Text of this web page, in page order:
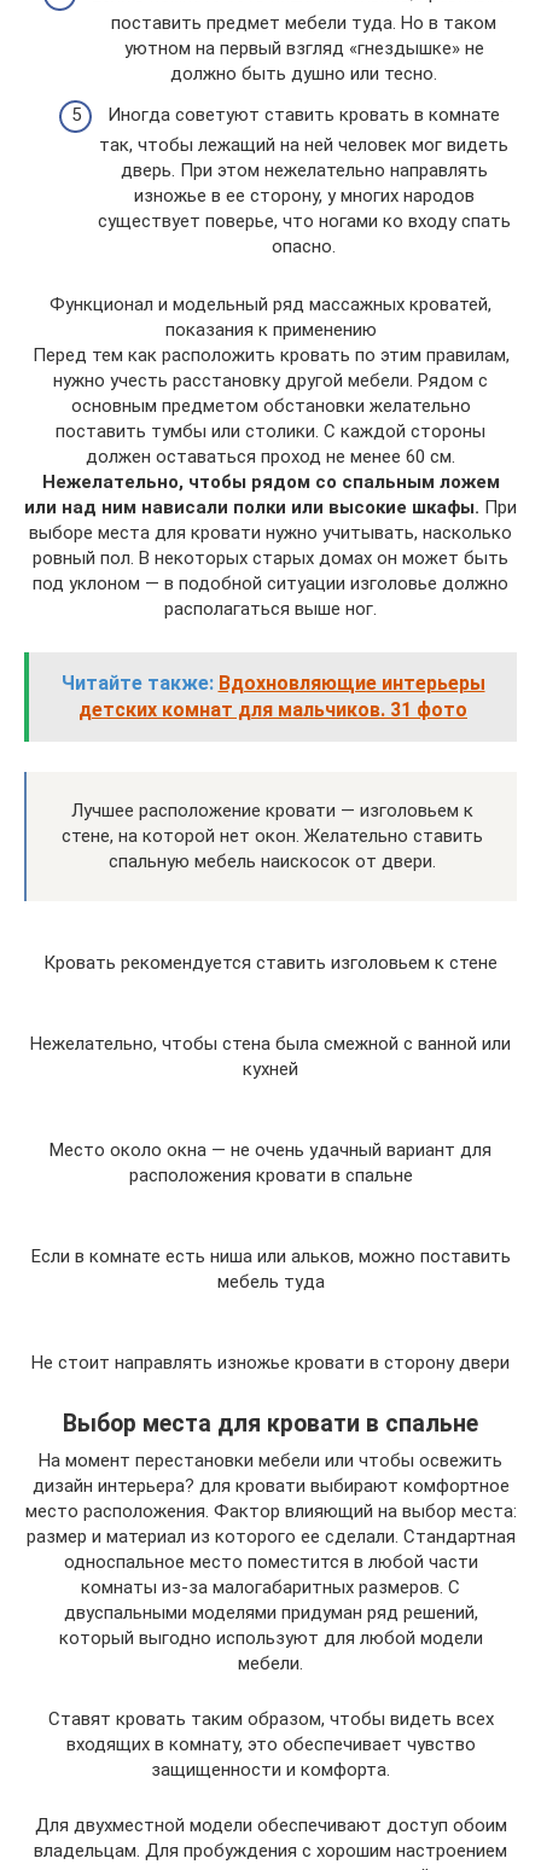
поставить предмет мебели туда. Но в таком
уютном на первый взгляд «гнездышке» не
должно быть душно или тесно.
Иногда советуют ставить кровать в комнате
так, чтобы лежащий на ней человек мог видеть
дверь. При этом нежелательно направлять
изножье в ее сторону, у многих народов
существует поверье, что ногами ко входу спать
опасно.
Функционал и модельный ряд массажных кроватей,
показания к применению
Перед тем как расположить кровать по этим правилам,
нужно учесть расстановку другой мебели. Рядом с
основным предметом обстановки желательно
поставить тумбы или столики. С каждой стороны
должен оставаться проход не менее 60 см.
Нежелательно, чтобы рядом со спальным ложем
или над ним нависали полки или высокие шкафы. При
выборе места для кровати нужно учитывать, насколько
ровный пол. В некоторых старых домах он может быть
под уклоном — в подобной ситуации изголовье должно
располагаться выше ног.
Читайте также: Вдохновляющие интерьеры
детских комнат для мальчиков. 31 фото
Лучшее расположение кровати — изголовьем к
стене, на которой нет окон. Желательно ставить
спальную мебель наискосок от двери.
Кровать рекомендуется ставить изголовьем к стене
Нежелательно, чтобы стена была смежной с ванной или
кухней
Место около окна — не очень удачный вариант для
расположения кровати в спальне
Если в комнате есть ниша или альков, можно поставить
мебель туда
Не стоит направлять изножье кровати в сторону двери
Выбор места для кровати в спальне
На момент перестановки мебели или чтобы освежить
дизайн интерьера? для кровати выбирают комфортное
место расположения. Фактор влияющий на выбор места:
размер и материал из которого ее сделали. Стандартная
односпальное место поместится в любой части
комнаты из-за малогабаритных размеров. С
двуспальными моделями придуман ряд решений,
который выгодно используют для любой модели
мебели.
Ставят кровать таким образом, чтобы видеть всех
входящих в комнату, это обеспечивает чувство
защищенности и комфорта.
Для двухместной модели обеспечивают доступ обоим
владельцам. Для пробуждения с хорошим настроением